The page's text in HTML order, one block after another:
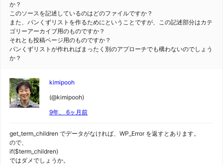
か？
このソースを記述しているのはどのファイルですか？
また、パンくずリストを作るためにということですが、この記述部分はカテ
ゴリーアーカイブ用のものですか？
それとも投稿ページ用のものですか？
パンくずリストが作れればまったく別のアプローチでも構わないのでしょう
か？
kimipooh
(@kimipooh)
9年、 6ヶ月前
get_term_children でデータがなければ、WP_Error を返すとあります。
ので、
if($term_children)
ではダメでしょうか。